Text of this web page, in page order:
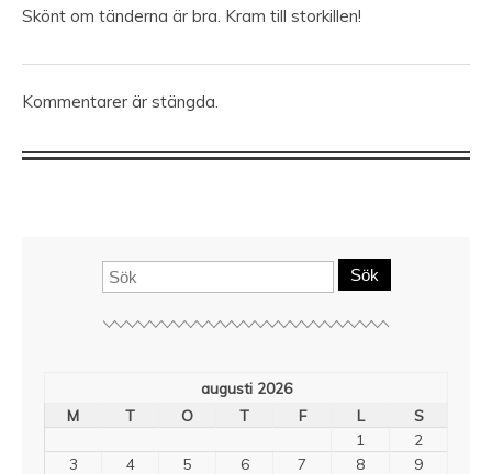
Skönt om tänderna är bra. Kram till storkillen!
Kommentarer är stängda.
Sök
augusti 2026
M
T O T F L
S
1
2
3
4 5 6 7 8
9